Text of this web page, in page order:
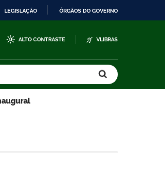
LEGISLAÇÃO ÓRGÃOS DO GOVERNO
ALTO CONTRASTE VLIBRAS